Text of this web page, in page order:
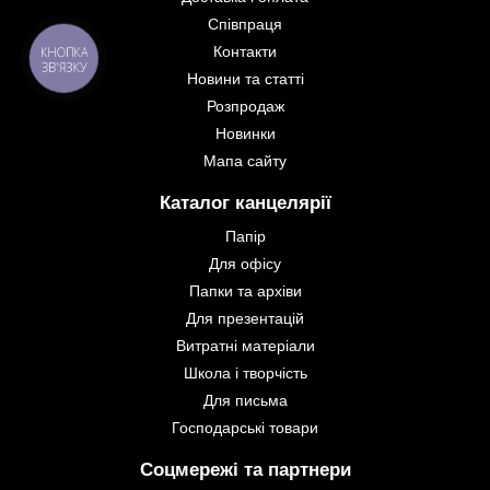
Співпраця
Контакти
Новини та статті
Розпродаж
Новинки
Мапа сайту
Каталог канцелярії
Папір
Для офісу
Папки та архіви
Для презентацій
Витратні матеріали
Школа і творчість
Для письма
Господарські товари
Соцмережі та партнери
КНОПКА
ЗВ'ЯЗКУ